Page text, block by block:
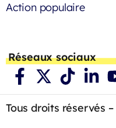
Action populaire
Réseaux sociaux
Tous droits réservés –